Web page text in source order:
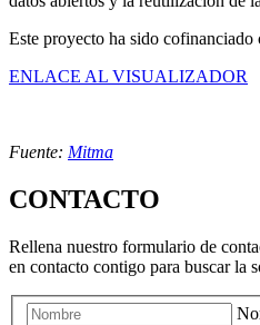
Este proyecto ha sido cofinanciado
ENLACE AL VISUALIZADOR
Fuente: Mitma
CONTACTO
Rellena nuestro formulario de
en contacto contigo para buscar la